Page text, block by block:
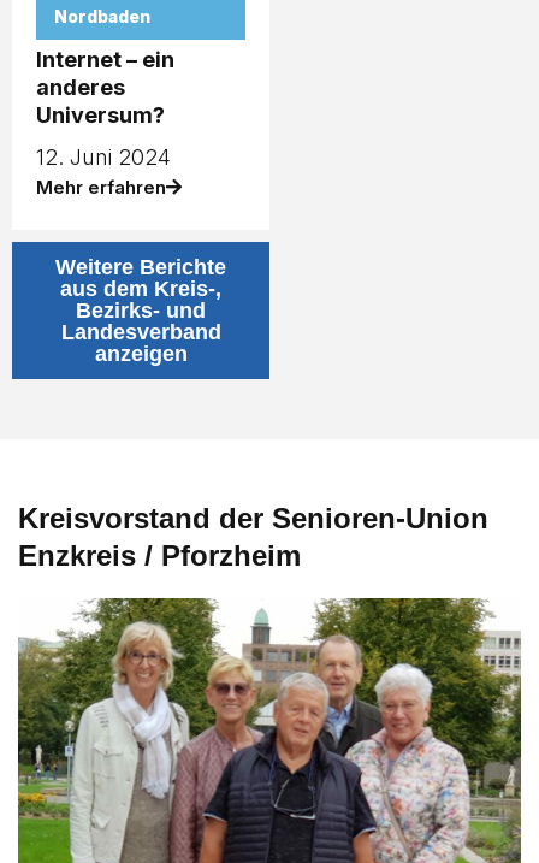
Nordbaden
Internet – ein
anderes
Universum?
12. Juni 2024
Mehr erfahren
Weitere Berichte
aus dem Kreis-,
Bezirks- und
Landesverband
anzeigen
Kreisvorstand der Senioren-Union
Enzkreis / Pforzheim